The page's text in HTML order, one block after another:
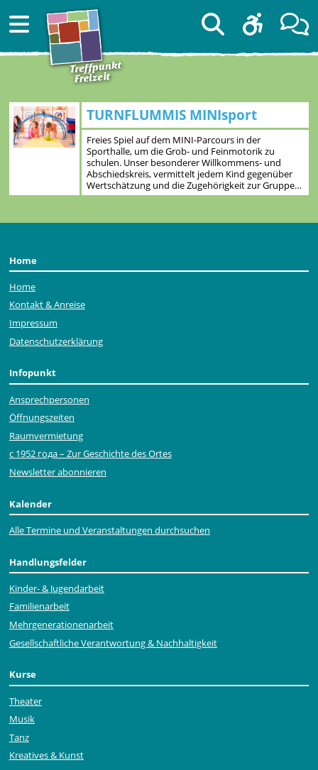
TURNFLUMMIS MINIsport
Freies Spiel auf dem MINI-Parcours in der
Sporthalle, um die Grob- und Feinmotorik zu
schulen. Unser besonderer Willkommens- und
Abschiedskreis, vermittelt jedem Kind gegenüber
Wertschätzung und die Zugehörigkeit zur Gruppe…
Home
Home
Kontakt & Anreise
Impressum
Datenschutzerklärung
Infopunkt
Ansprechpersonen
Öffnungszeiten
Raumvermietung
с 1952 года – Zur Geschichte des Ortes
Newsletter abonnieren
Kalender
Alle Termine und Veranstaltungen durchsuchen
Handlungsfelder
Kinder- & Jugendarbeit
Familienarbeit
Mehr­generationen­arbeit
Gesellschaftliche Verantwortung & Nachhaltigkeit
Kurse
Theater
Musik
Tanz
Kreatives & Kunst